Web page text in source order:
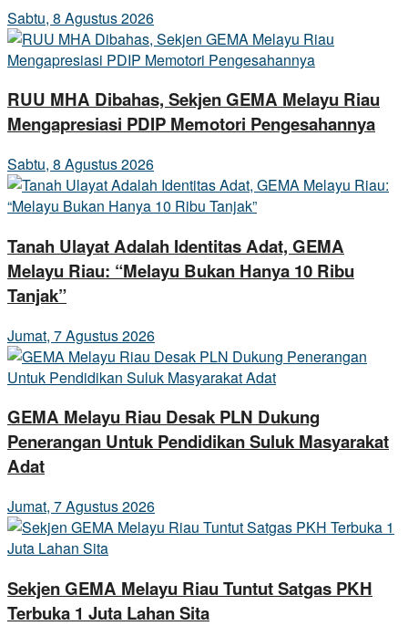
Sabtu, 8 Agustus 2026
RUU MHA Dibahas, Sekjen GEMA Melayu Riau
Mengapresiasi PDIP Memotori Pengesahannya
Sabtu, 8 Agustus 2026
Tanah Ulayat Adalah Identitas Adat, GEMA
Melayu Riau: “Melayu Bukan Hanya 10 Ribu
Tanjak”
Jumat, 7 Agustus 2026
GEMA Melayu Riau Desak PLN Dukung
Penerangan Untuk Pendidikan Suluk Masyarakat
Adat
Jumat, 7 Agustus 2026
Sekjen GEMA Melayu Riau Tuntut Satgas PKH
Terbuka 1 Juta Lahan Sita